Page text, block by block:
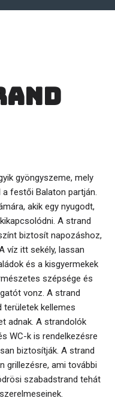
gyöngyszeme, mely
festői Balaton partján.
akik egy nyugodt,
A strand
biztosít napozáshoz,
víz itt sekély, lassan
és a kisgyermekek
szépsége és
vonz. A strand
kellemes
adnak. A strandolók
WC-k is rendelkezésre
biztosítják. A strand
grillezésre, ami további
szabadstrand tehát